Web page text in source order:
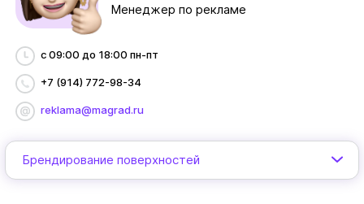
Менеджер по рекламе
с 09:00 до 18:00 пн-пт
+7 (914) 772-98-34
reklama@magrad.ru
Брендирование поверхностей